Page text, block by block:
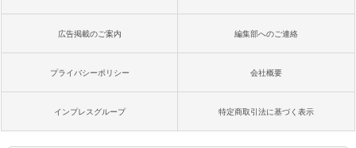
広告掲載のご案内 編集部へのご連絡
プライバシーポリシー 会社概要
インプレスグループ 特定商取引法に基づく表示